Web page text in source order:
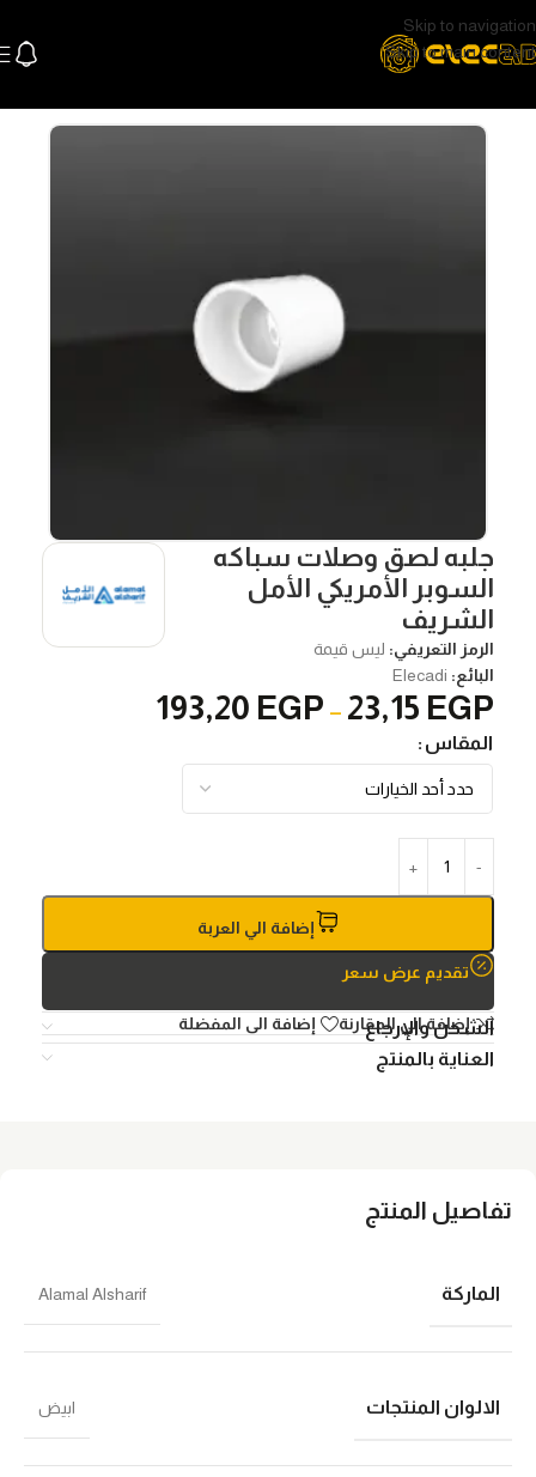
Skip to navigation
Skip to main content
جلبه لصق وصلات سباكه
السوبر الأمريكي الأمل
الشريف
الرمز التعريفي: ليس قيمة
البائع: Elecadi
23,15 EGP
–
193,20 EGP
المقاس
إضافة الي العربة
تقديم عرض سعر
إضافة الي المقارنة إضافة الى المفضلة
الشحن والإرجاع
العناية بالمنتج
تفاصيل المنتج
الماركة Alamal Alsharif
الالوان المنتجات ابيض